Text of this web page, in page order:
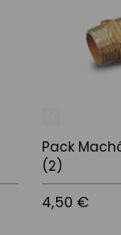
Pack
(2)
4,50 €